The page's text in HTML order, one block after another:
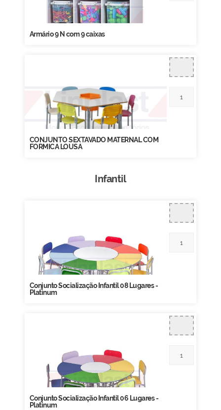
Armário 9 N com 9 caixas
CONJUNTO SEXTAVADO MATERNAL COM
FORMICA LOUSA
Infantil
Conjunto Socialização Infantil 08 Lugares -
Platinum
Conjunto Socialização Infantil 06 Lugares -
Platinum